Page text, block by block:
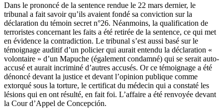
Dans le prononcé de la sentence rendue le 22 mars dernier, le
tribunal a fait savoir qu’ils avaient fondé sa conviction sur la
déclaration du témoin secret n°26. Néanmoins, la qualification de
terroristes concernant les faits a été retirée de la sentence, ce qui met
en évidence la contradiction. Le tribunal s’est aussi basé sur le
témoignage auditif d’un policier qui aurait entendu la déclaration «
volontaire » d’un Mapuche (également condamné) qui se serait auto-
accusé et aurait incriminé d’autres accusés. Or ce témoignage a été
dénoncé devant la justice et devant l’opinion publique comme
extorqué sous la torture, le certificat du médecin qui a constaté les
lésions qui en ont résulté, en fait foi. L’affaire a été renvoyée devant
la Cour d’Appel de Concepción.